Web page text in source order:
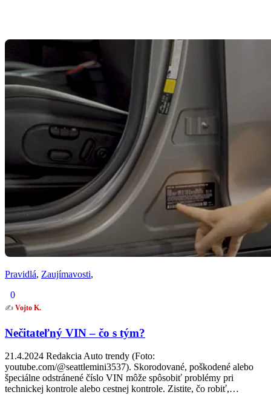
Pravidlá, Zaujímavosti,
0
✍️ Vojto K.
Nečitateľný VIN – čo s tým?
21.4.2024 Redakcia Auto trendy (Foto:
youtube.com/@seattlemini3537). Skorodované, poškodené alebo
špeciálne odstránené číslo VIN môže spôsobiť problémy pri
technickej kontrole alebo cestnej kontrole. Zistite, čo robiť,…